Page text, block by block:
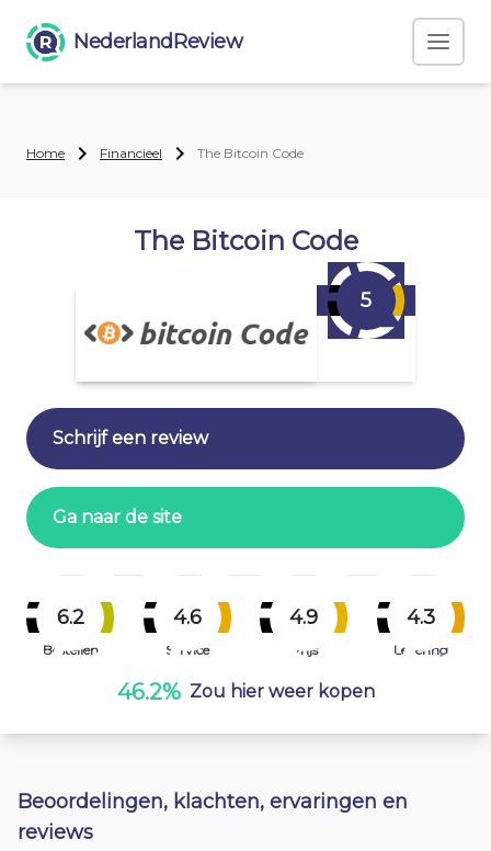
NederlandReview
Home Financieel The Bitcoin Code
The Bitcoin Code
5
Schrijf een review
Ga naar de site
6.2
Bestellen
4.6
Service
4.9
Prijs
4.3
Levering
46.2% Zou hier weer kopen
Beoordelingen, klachten, ervaringen en
reviews